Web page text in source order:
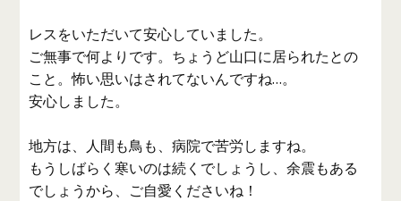
レスをいただいて安心していました。
ご無事で何よりです。ちょうど山口に居られたとの
こと。怖い思いはされてないんですね…。
安心しました。
地方は、人間も鳥も、病院で苦労しますね。
もうしばらく寒いのは続くでしょうし、余震もある
でしょうから、ご自愛くださいね！